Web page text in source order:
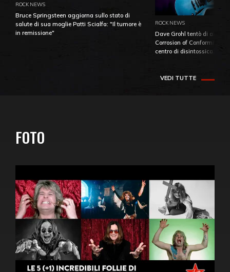
ROCK NEWS
Bruce Springsteen aggiorna sullo stato di
salute di sua moglie Patti Scialfa: "Il tumore è
in remissione"
ROCK NEWS
Dave Grohl tentò di
Corrosion of Conformity
centro di
VEDI TUTTE
FOTO